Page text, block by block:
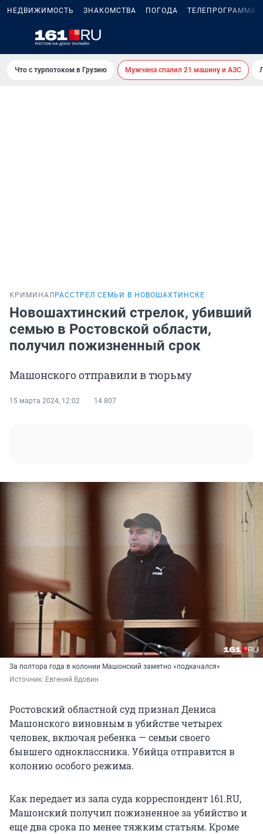
НЕДВИЖИМОСТЬ ЗНАКОМСТВА ПОГОДА ТЕЛЕПРОГРАММА
Что с турпотоком в Грузию Мужчина спалил 21 машину и АЗС
КРИМИНАЛ РАССТРЕЛ СЕМЬИ В НОВОШАХТИНСКЕ
Новошахтинский стрелок, убивший
семью в Ростовской области,
получил пожизненный срок
Машонского отправили в тюрьму
15 марта 2024, 12:02 14 807
За полтора года в колонии Машонский заметно «подкачался»
Источник: Евгений Вдовин
Ростовский областной суд признал Дениса
Машонского виновным в убийстве четырех
человек, включая ребенка — семьи своего
бывшего одноклассника. Убийца отправится в
колонию особого режима.
Как передает из зала суда корреспондент 161.RU,
Машонский получил пожизненное за убийство и
еще два срока по менее тяжким статьям. Кроме